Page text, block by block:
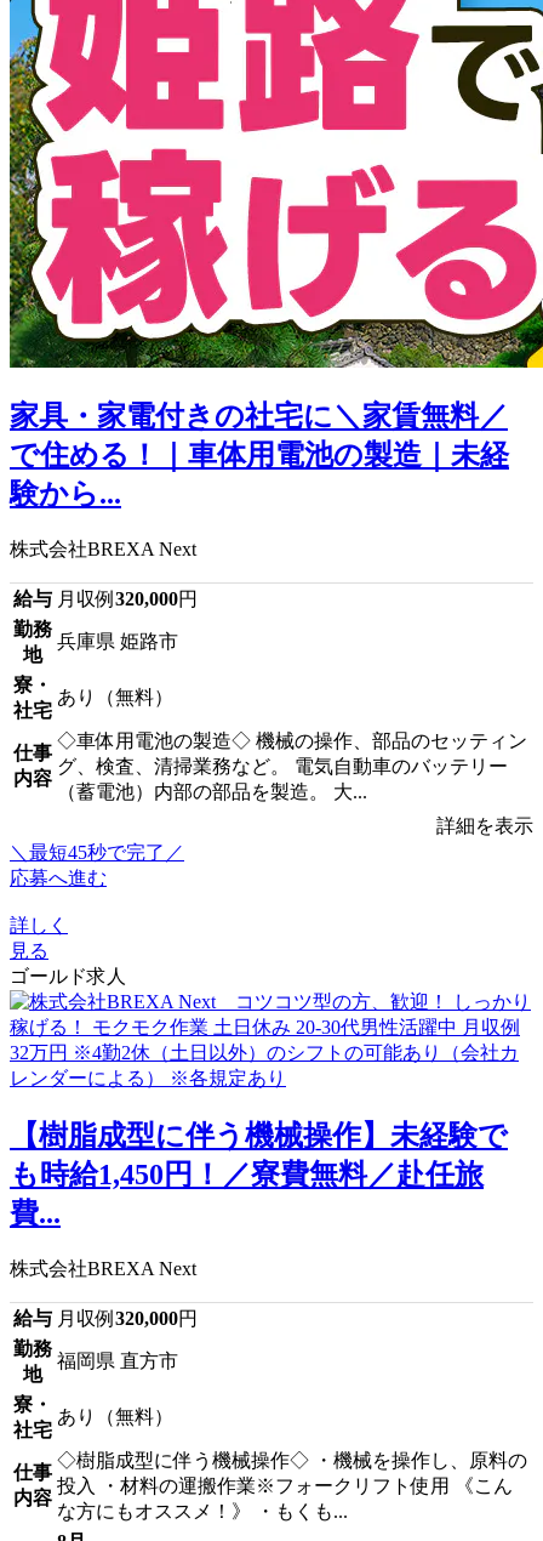
家具・家電付きの社宅に＼家賃無料／
で住める！｜車体用電池の製造｜未経
験から...
株式会社BREXA Next
給与 月収例 320,000円
勤務
地
兵庫県 姫路市
寮・
社宅
あり（無料）
仕事
内容
◇車体用電池の製造◇ 機械の操作、部品のセッティン
グ、検査、清掃業務など。 電気自動車のバッテリー
（蓄電池）内部の部品を製造。 大...
詳細を表示
＼最短45秒で完了／
応募へ進む
詳しく
見る
ゴールド求人
【樹脂成型に伴う機械操作】未経験で
も時給1,450円！／寮費無料／赴任旅
費...
株式会社BREXA Next
給与 月収例 320,000円
勤務
地
福岡県 直方市
寮・
社宅
あり（無料）
仕事
内容
◇樹脂成型に伴う機械操作◇ ・機械を操作し、原料の
投入 ・材料の運搬作業※フォークリフト使用 《こん
な方にもオススメ！》 ・もくも...